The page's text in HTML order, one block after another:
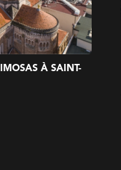
À SAINT-